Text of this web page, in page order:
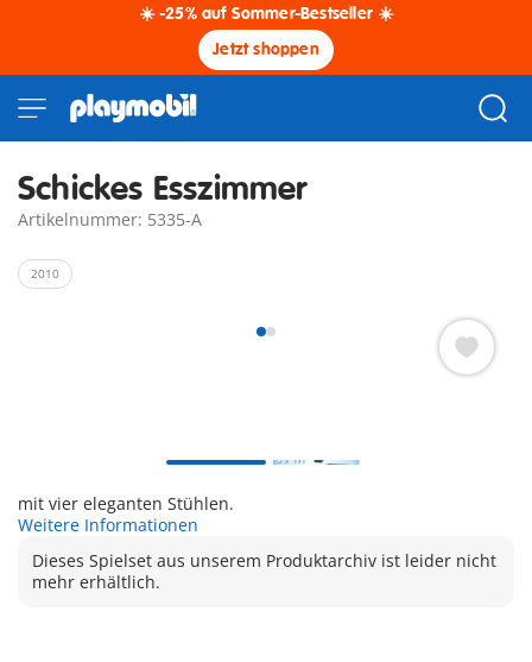
☀️ -25% auf Sommer-Bestseller ☀️
Jetzt shoppen
Schickes Esszimmer
Artikelnummer: 5335-A
2010
mit vier eleganten Stühlen.
Weitere Informationen
Dieses Spielset aus unserem Produktarchiv ist leider nicht
mehr erhältlich.